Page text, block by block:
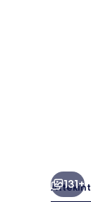
131+